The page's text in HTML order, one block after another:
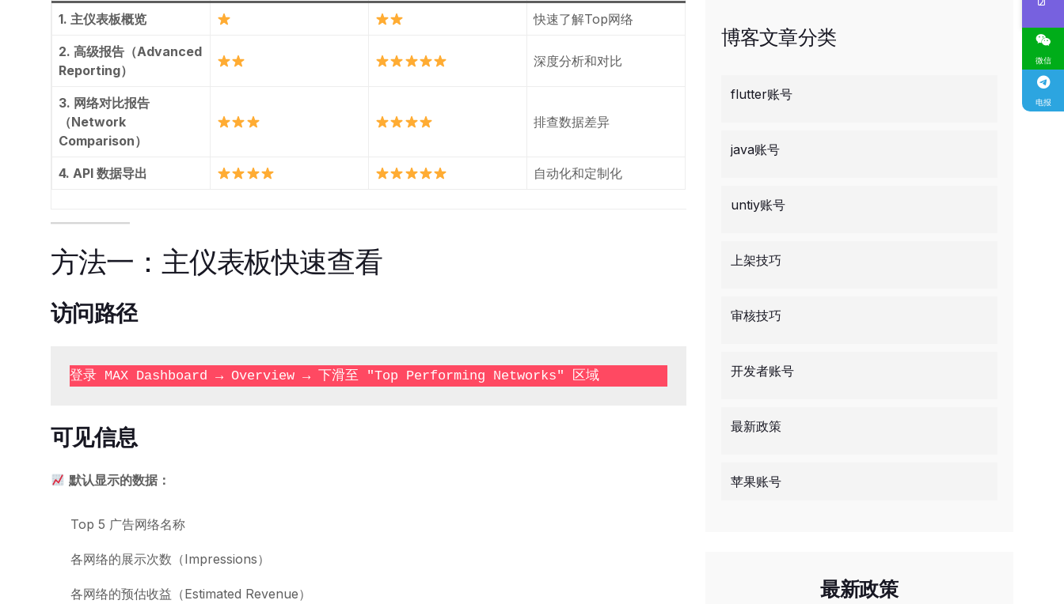
1. 主仪表板概览 快速了解Top网络
2. 高级报告（Advanced
Reporting）
深度分析和对比
3. 网络对比报告
（Network
Comparison）
排查数据差异
4. API 数据导出 自动化和定制化
方法一：主仪表板快速查看
访问路径
可见信息
默认显示的数据：
Top 5 广告网络名称
各网络的展示次数（Impressions）
各网络的预估收益（Estimated Revenue）
博客文章分类
flutter账号
java账号
untiy账号
上架技巧
审核技巧
开发者账号
最新政策
苹果账号
最新政策
微信
电报